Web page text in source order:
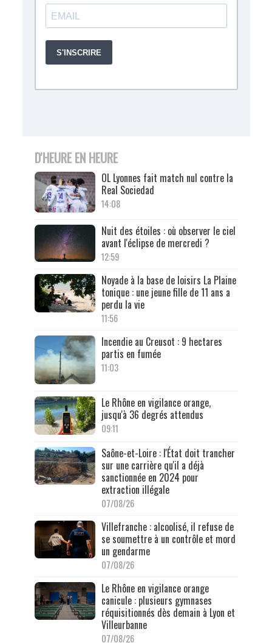
D'HEURE EN HEURE
OL Lyonnes fait match nul contre la
Real Sociedad
14:08
Nuit des étoiles : où observer le ciel
avant l'éclipse de mercredi ?
12:59
Noyade à la base de loisirs La Plaine
tonique : une jeune fille de 11 ans a
perdu la vie
11:56
Incendie au Creusot : 9 hectares
partis en fumée
11:03
Le Rhône en vigilance orange,
jusqu'à 36 degrés attendus
09:11
Saône-et-Loire : l'État doit trancher
sur une carrière qu'il a déjà
sanctionnée en 2024 pour
extraction illégale
07/08/26
Villefranche : alcoolisé, il refuse de
se soumettre à un contrôle et mord
un gendarme
07/08/26
Le Rhône en vigilance orange
canicule : plusieurs gymnases
réquisitionnés dès demain à Lyon et
Villeurbanne
07/08/26